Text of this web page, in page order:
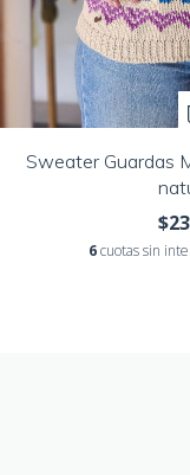
Sweater Guardas
6cuotas sin